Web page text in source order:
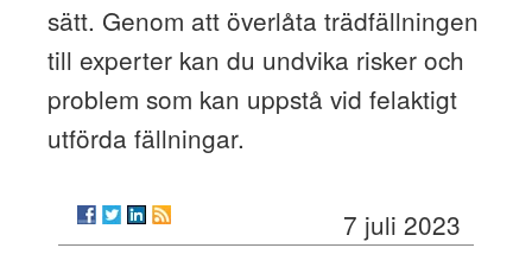
sätt. Genom att överlåta trädfällningen
till experter kan du undvika risker och
problem som kan uppstå vid felaktigt
utförda fällningar.
7 juli 2023